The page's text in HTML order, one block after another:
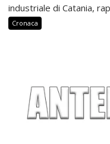
industriale di Catania,
Cronaca